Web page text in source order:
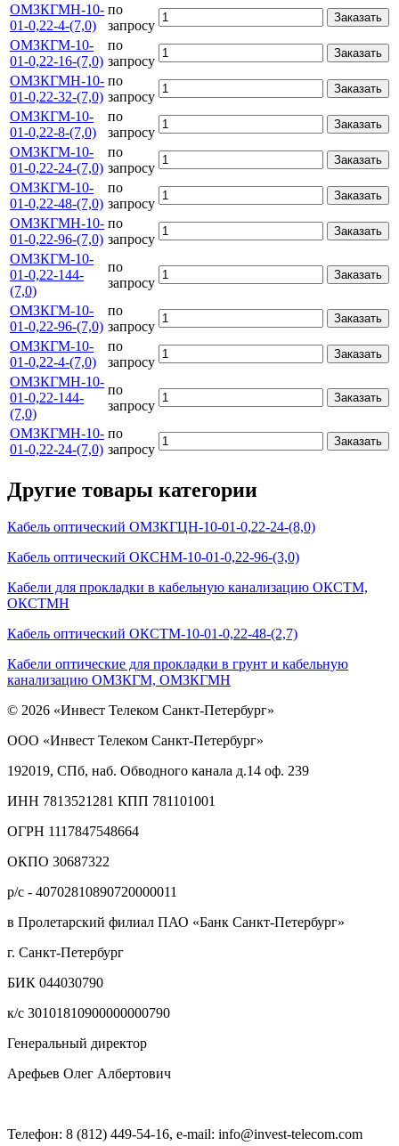
ОМЗКГМН-10-
01-0,22-4-(7,0)
по
запросу
Заказать
ОМЗКГМ-10-
01-0,22-16-(7,0)
по
запросу
Заказать
ОМЗКГМН-10-
01-0,22-32-(7,0)
по
запросу
Заказать
ОМЗКГМ-10-
01-0,22-8-(7,0)
по
запросу
Заказать
ОМЗКГМ-10-
01-0,22-24-(7,0)
по
запросу
Заказать
ОМЗКГМ-10-
01-0,22-48-(7,0)
по
запросу
Заказать
ОМЗКГМН-10-
01-0,22-96-(7,0)
по
запросу
Заказать
ОМЗКГМ-10-
01-0,22-144-
(7,0)
по
запросу
Заказать
ОМЗКГМ-10-
01-0,22-96-(7,0)
по
запросу
Заказать
ОМЗКГМ-10-
01-0,22-4-(7,0)
по
запросу
Заказать
ОМЗКГМН-10-
01-0,22-144-
(7,0)
по
запросу
Заказать
ОМЗКГМН-10-
01-0,22-24-(7,0)
по
запросу
Заказать
Другие товары категории
Кабель оптический ОМЗКГЦН-10-01-0,22-24-(8,0)
Кабель оптический ОКСНМ-10-01-0,22-96-(3,0)
Кабели для прокладки в кабельную канализацию ОКСТМ,
ОКСТМН
Кабель оптический ОКСТМ-10-01-0,22-48-(2,7)
Кабели оптические для прокладки в грунт и кабельную
канализацию ОМЗКГМ, ОМЗКГМН
© 2026 «Инвест Телеком Санкт-Петербург»
ООО «Инвест Телеком Санкт-Петербург»
192019, СПб, наб. Обводного канала д.14 оф. 239
ИНН 7813521281 КПП 781101001
ОГРН 1117847548664
ОКПО 30687322
р/с - 40702810890720000011
в Пролетарский филиал ПАО «Банк Санкт-Петербург»
г. Санкт-Петербург
БИК 044030790
к/с 30101810900000000790
Генеральный директор
Арефьев Олег Албертович
Телефон: 8 (812) 449-54-16, e-mail: info@invest-telecom.com